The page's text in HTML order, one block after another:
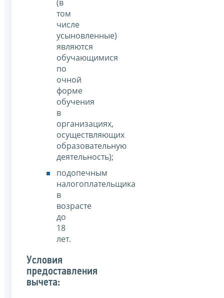
(в
том
числе
усыновленные)
являются
обучающимися
по
очной
форме
обучения
в
организациях,
осуществляющих
образовательную
деятельность);
подопечным
налогоплательщика
в
возрасте
до
18
лет.
Условия
предоставления
вычета: